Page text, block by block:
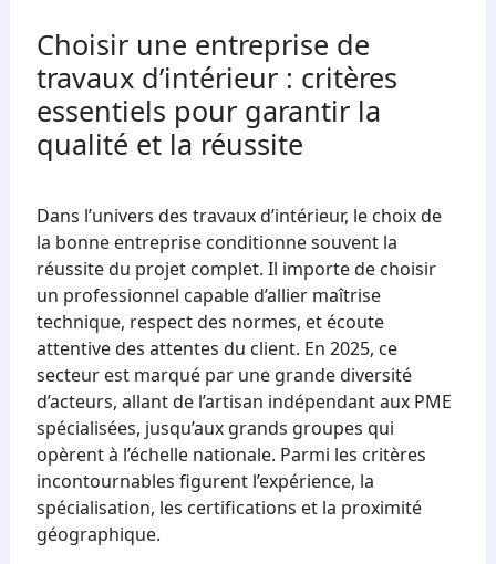
Choisir une entreprise de
travaux d’intérieur : critères
essentiels pour garantir la
qualité et la réussite
Dans l’univers des travaux d’intérieur, le choix de
la bonne entreprise conditionne souvent la
réussite du projet complet. Il importe de choisir
un professionnel capable d’allier maîtrise
technique, respect des normes, et écoute
attentive des attentes du client. En 2025, ce
secteur est marqué par une grande diversité
d’acteurs, allant de l’artisan indépendant aux PME
spécialisées, jusqu’aux grands groupes qui
opèrent à l’échelle nationale. Parmi les critères
incontournables figurent l’expérience, la
spécialisation, les certifications et la proximité
géographique.